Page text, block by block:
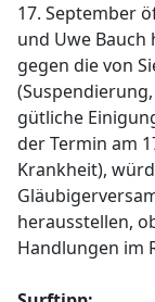
17. September
und Uwe
gegen die von
gütliche
der Termin am
Krankheit),
herausstellen,
Handlungen im